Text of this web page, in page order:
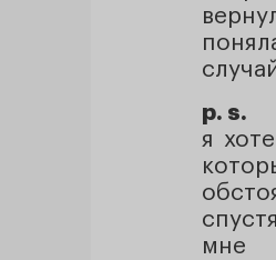
p. s.
я
мне